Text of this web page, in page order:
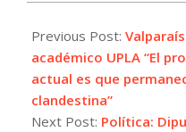
01-
05
Previous Post:
académico UPLA “El
actual es que
clandestina”
Next Post: Política: